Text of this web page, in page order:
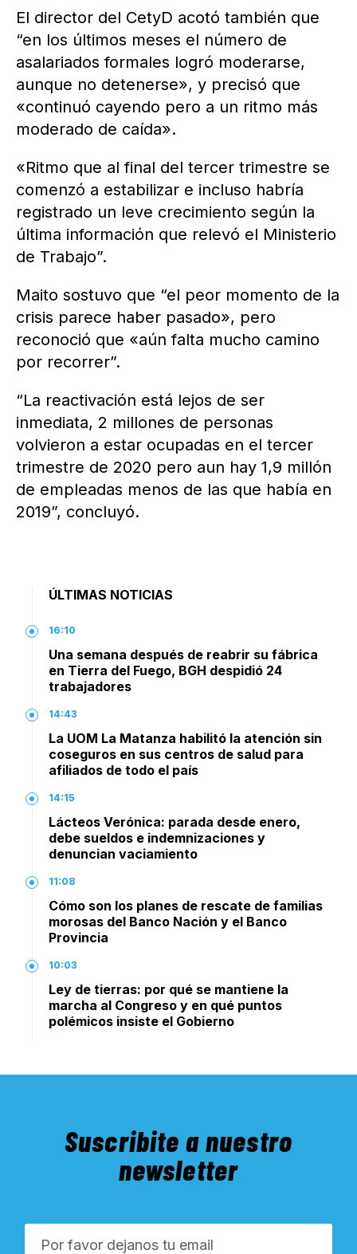
El director del CetyD acotó también que
“en los últimos meses el número de
asalariados formales logró moderarse,
aunque no detenerse», y precisó que
«continuó cayendo pero a un ritmo más
moderado de caída».
«Ritmo que al final del tercer trimestre se
comenzó a estabilizar e incluso habría
registrado un leve crecimiento según la
última información que relevó el Ministerio
de Trabajo”.
Maito sostuvo que “el peor momento de la
crisis parece haber pasado», pero
reconoció que «aún falta mucho camino
por recorrer”.
“La reactivación está lejos de ser
inmediata, 2 millones de personas
volvieron a estar ocupadas en el tercer
trimestre de 2020 pero aun hay 1,9 millón
de empleadas menos de las que había en
2019”, concluyó.
ÚLTIMAS NOTICIAS
16:10
Una semana después de reabrir su fábrica
en Tierra del Fuego, BGH despidió 24
trabajadores
14:43
La UOM La Matanza habilitó la atención sin
coseguros en sus centros de salud para
afiliados de todo el país
14:15
Lácteos Verónica: parada desde enero,
debe sueldos e indemnizaciones y
denuncian vaciamiento
11:08
Cómo son los planes de rescate de familias
morosas del Banco Nación y el Banco
Provincia
10:03
Ley de tierras: por qué se mantiene la
marcha al Congreso y en qué puntos
polémicos insiste el Gobierno
Suscribite a nuestro
newsletter